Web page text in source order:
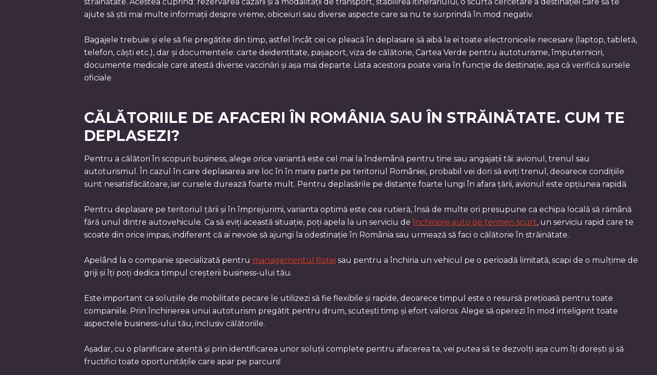
ajute să știi mai multe informații despre vreme, obiceiuri sau diverse aspecte care sa nu te surprindă în mod negativ.
Bagajele trebuie și ele să fie pregătite din timp, astfel încât cei ce pleacă în deplasare să aibă la ei toate electronicele necesare (laptop, tabletă,
telefon, căști etc.), dar și documentele: carte deidentitate, pașaport, viza de călătorie, Cartea Verde pentru autoturisme, împuterniciri,
documente medicale care atestă diverse vaccinări și așa mai departe. Lista acestora poate varia în funcție de destinație, așa că verifică sursele
oficiale.
CĂLĂTORIILE DE AFACERI ÎN ROMÂNIA SAU ÎN STRĂINĂTATE. CUM TE
DEPLASEZI?
Pentru a călători în scopuri business, alege orice variantă este cel mai la îndemână pentru tine sau angajații tăi: avionul, trenul sau
autoturismul. În cazul în care deplasarea are loc în în mare parte pe teritoriul României, probabil vei dori să eviți trenul, deoarece condițiile
sunt nesatisfăcătoare, iar cursele durează foarte mult. Pentru deplasările pe distanțe foarte lungi în afara țării, avionul este opțiunea rapidă.
Pentru deplasare pe teritoriul țării și în împrejurimi, varianta optimă este cea rutieră, însă de multe ori presupune ca echipa locală să rămână
fără unul dintre autovehicule. Ca să eviți această situație, poți apela la un serviciu de închiriere auto pe termen scurt, un serviciu rapid care te
scoate din orice impas, indiferent că ai nevoie să ajungi la odestinație în România sau urmează să faci o călătorie în străinătate.
Apelând la o companie specializată pentru managementul flotei sau pentru a închiria un vehicul pe o perioadă limitată, scapi de o mulțime de
griji și îți poți dedica timpul creșterii business-ului tău.
Este important ca soluțiile de mobilitate pecare le utilizezi să fie flexibile și rapide, deoarece timpul este o resursă prețioasă pentru toate
companiile. Prin închirierea unui autoturism pregătit pentru drum, scutești timp și efort valoros. Alege să operezi în mod inteligent toate
aspectele business-ului tău, inclusiv călătoriile.
Așadar, cu o planificare atentă și prin identificarea unor soluții complete pentru afacerea ta, vei putea să te dezvolți așa cum îți dorești și să
fructifici toate oportunitățile care apar pe parcurs!